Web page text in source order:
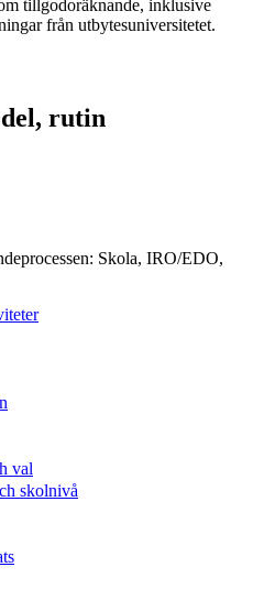
tillgodoräknande, inklusive
från utbytesuniversitetet.
rutin
Skola, IRO/EDO,
val
skolnivå